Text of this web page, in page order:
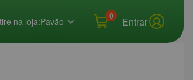
na loja:Pavão
0 Entrar